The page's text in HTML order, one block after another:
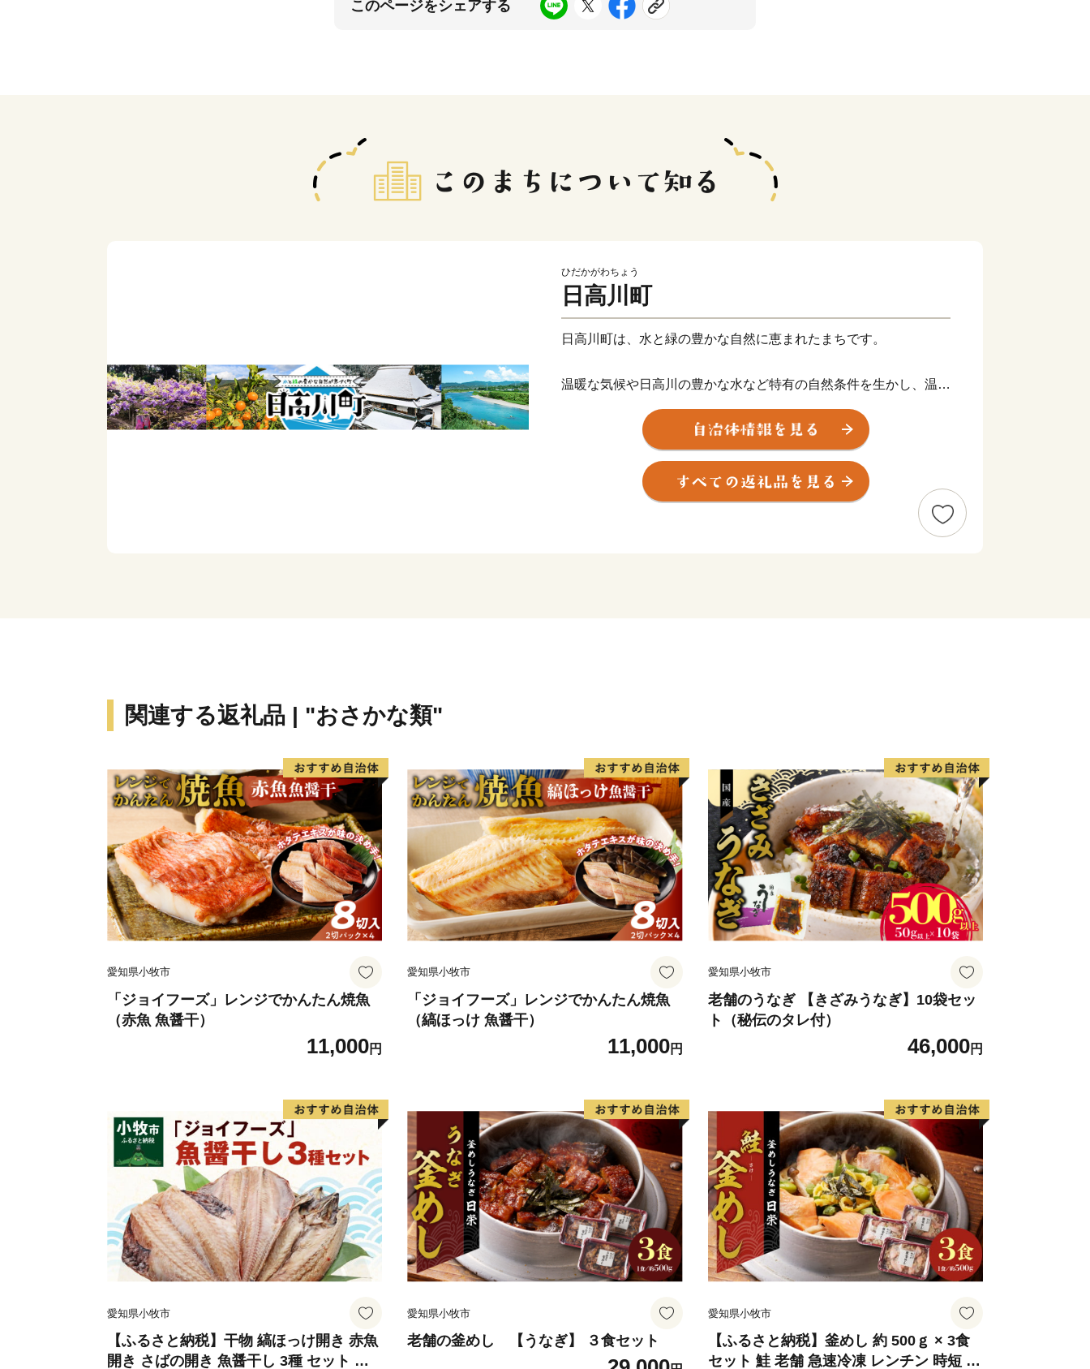
このページをシェアする
ひだかがわちょう
日高川町
日高川町は、水と緑の豊かな自然に恵まれたまちです。
温暖な気候や日高川の豊かな水など特有の自然条件を生かし、温州
みかんなどの柑橘類をはじめ、ミニトマトなどの野菜類の農産物
や、生産量日本一を誇る紀州備長炭、千両や椎茸等の林産物も多く
生産しています。
また、安珍清姫伝説で有名な道成寺や、奇祭で有名な丹生神社の笑
を委託させていただく場合がございますが、その場合には、守秘義
務契約等を締結し、個人情報保護に万全を期します。
------------------------------------------------------------------------------
本サイトの運営は、株式会社ローカルがおこなっております。
お電話及びメールは、当社がご対応いたします。
【返礼品の内容・お届け先・お届け時期等についての問合せ先】
TEL:050-6875-4016 FAX:050-3588-2325
関連する返礼品 | "おさかな類"
愛知県小牧市
「ジョイフーズ」レンジでかんたん焼魚
（赤魚 魚醤干）
11,000円
愛知県小牧市
「ジョイフーズ」レンジでかんたん焼魚
（縞ほっけ 魚醤干）
11,000円
愛知県小牧市
老舗のうなぎ 【きざみうなぎ】10袋セッ
ト（秘伝のタレ付）
46,000円
愛知県小牧市
【ふるさと納税】干物 縞ほっけ開き 赤魚
開き さばの開き 魚醤干し 3種 セット 詰
愛知県小牧市
老舗の釜めし 【うなぎ】 ３食セット
愛知県小牧市
【ふるさと納税】釜めし 約 500ｇ × 3食
セット 鮭 老舗 急速冷凍 レンチン 時短 簡